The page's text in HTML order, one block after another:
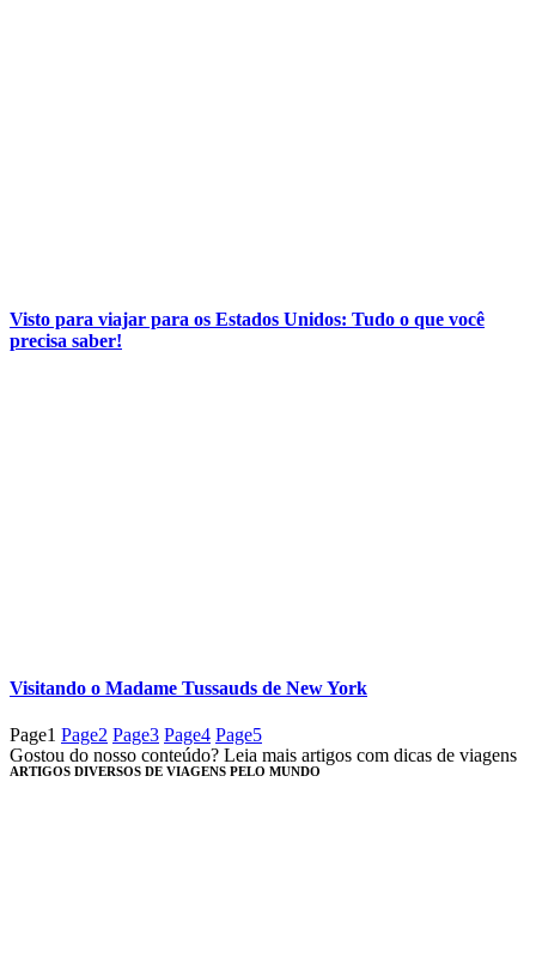
Visto para viajar para os Estados Unidos: Tudo o que você
precisa saber!
Visitando o Madame Tussauds de New York
Page1 Page2 Page3 Page4 Page5
Gostou do nosso conteúdo? Leia mais artigos com dicas de viagens
ARTIGOS DIVERSOS DE VIAGENS PELO MUNDO​